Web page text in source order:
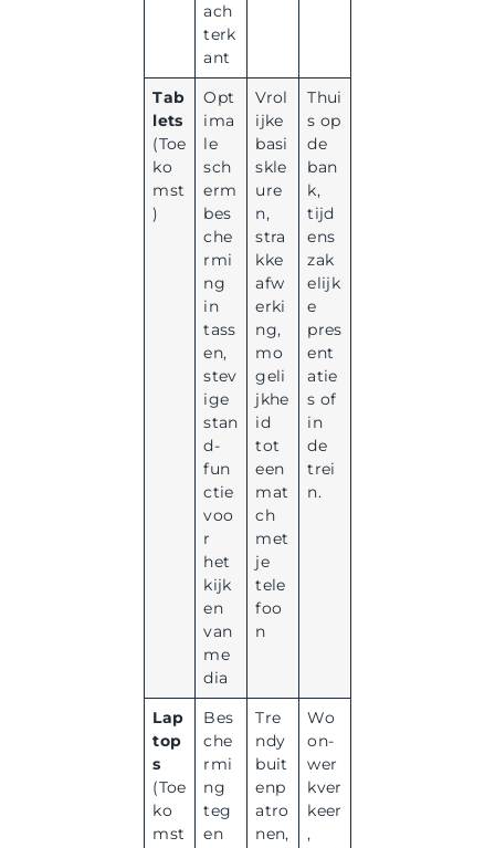
ach
terk
ant
Tab
lets
(Toe
ko
mst
)
Opt
ima
le
sch
erm
bes
che
rmi
ng
in
tass
en,
stev
ige
stan
d-
fun
ctie
voo
r
het
kijk
en
van
me
dia
Vrol
ijke
basi
skle
ure
n,
stra
kke
afw
erki
ng,
mo
geli
jkhe
id
tot
een
mat
ch
met
je
tele
foo
n
Thui
s op
de
ban
k,
tijd
ens
zak
elijk
e
pres
ent
atie
s of
in
de
trei
n.
Lap
top
s
(Toe
ko
mst
Bes
che
rmi
ng
teg
en
Tre
ndy
buit
enp
atro
nen,
Wo
on-
wer
kver
keer
,